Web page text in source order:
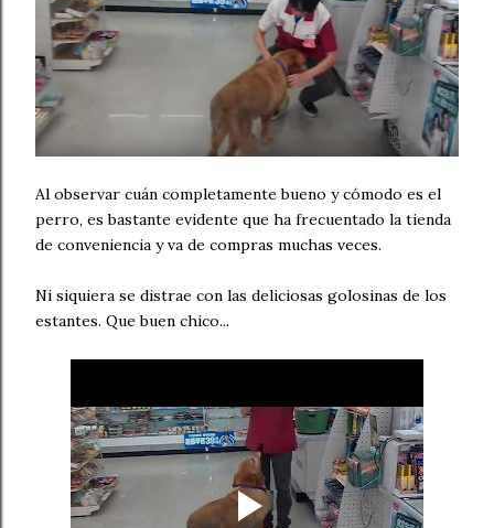
Al observar cuán completamente bueno y cómodo es el
perro, es bastante evidente que ha frecuentado la tienda
de conveniencia y va de compras muchas veces.
Ni siquiera se distrae con las deliciosas golosinas de los
estantes. Que buen chico...